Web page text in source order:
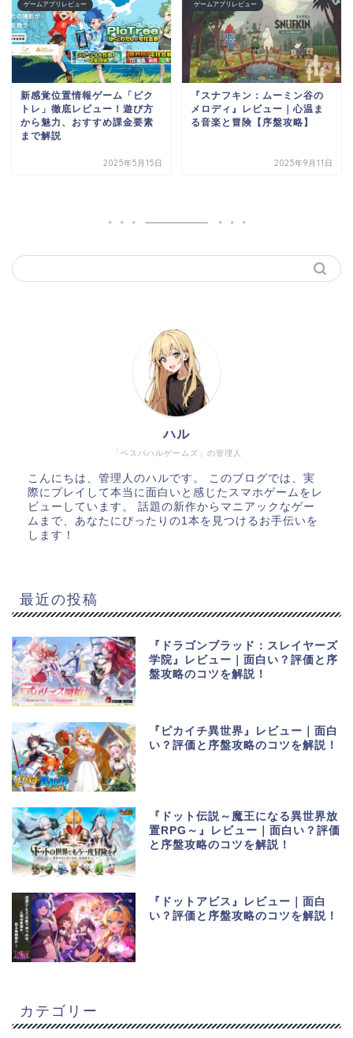
ゲームアプリレビュー
新感覚位置情報ゲーム「ピク
トレ」徹底レビュー！遊び方
から魅力、おすすめ課金要素
まで解説
2025年5月15日
ゲームアプリレビュー
『スナフキン：ムーミン谷の
メロディ』レビュー｜心温ま
る音楽と冒険【序盤攻略】
2025年9月11日
「ベスパハルゲームズ」の管理人
ハル
こんにちは、管理人のハルです。 このブログでは、実
際にプレイして本当に面白いと感じたスマホゲームをレ
ビューしています。 話題の新作からマニアックなゲー
ムまで、あなたにぴったりの1本を見つけるお手伝いを
します！
最近の投稿
『ドラゴンブラッド：スレイヤーズ
学院』レビュー｜面白い？評価と序
盤攻略のコツを解説！
『ピカイチ異世界』レビュー｜面白
い？評価と序盤攻略のコツを解説！
『ドット伝説～魔王になる異世界放
置RPG～』レビュー｜面白い？評価
と序盤攻略のコツを解説！
『ドットアビス』レビュー｜面白
い？評価と序盤攻略のコツを解説！
カテゴリー